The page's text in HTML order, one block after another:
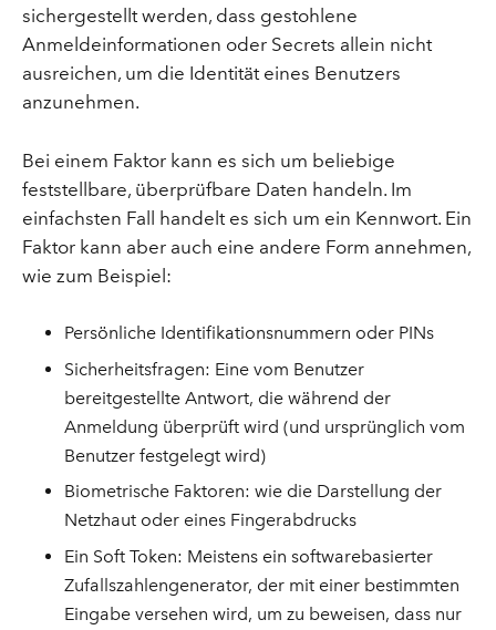
sichergestellt werden, dass gestohlene
Anmeldeinformationen oder Secrets allein nicht
ausreichen, um die Identität eines Benutzers
anzunehmen.
Bei einem Faktor kann es sich um beliebige
feststellbare, überprüfbare Daten handeln. Im
einfachsten Fall handelt es sich um ein Kennwort. Ein
Faktor kann aber auch eine andere Form annehmen,
wie zum Beispiel:
Persönliche Identifikationsnummern oder PINs
Sicherheitsfragen: Eine vom Benutzer
bereitgestellte Antwort, die während der
Anmeldung überprüft wird (und ursprünglich vom
Benutzer festgelegt wird)
Biometrische Faktoren: wie die Darstellung der
Netzhaut oder eines Fingerabdrucks
Ein Soft Token: Meistens ein softwarebasierter
Zufallszahlengenerator, der mit einer bestimmten
Eingabe versehen wird, um zu beweisen, dass nur